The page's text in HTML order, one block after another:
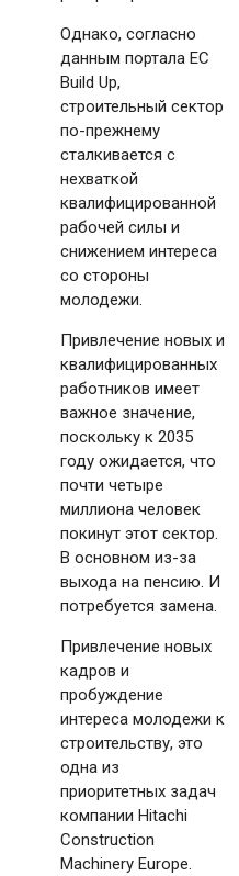
Однако, согласно
данным портала ЕС
Build Up,
строительный сектор
по-прежнему
сталкивается с
нехваткой
квалифицированной
рабочей силы и
снижением интереса
со стороны
молодежи.
Привлечение новых и
квалифицированных
работников имеет
важное значение,
поскольку к 2035
году ожидается, что
почти четыре
миллиона человек
покинут этот сектор.
В основном из-за
выхода на пенсию. И
потребуется замена.
Привлечение новых
кадров и
пробуждение
интереса молодежи к
строительству, это
одна из
приоритетных задач
компании Hitachi
Construction
Machinery Europe.